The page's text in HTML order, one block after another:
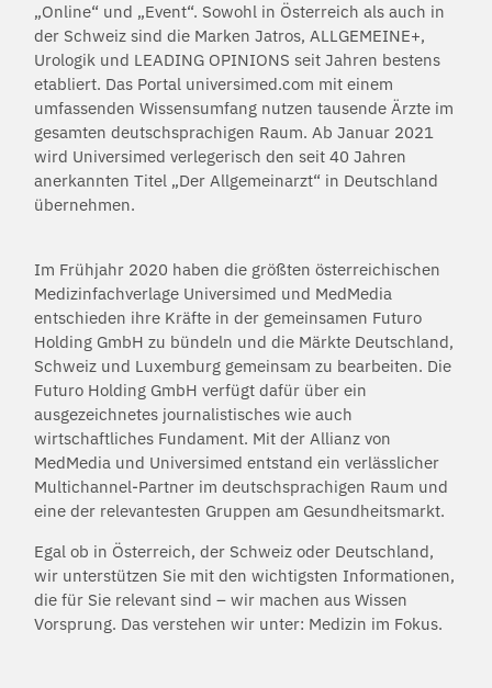
„Online“ und „Event“. Sowohl in Österreich als auch in
der Schweiz sind die Marken Jatros, ALLGEMEINE+,
Urologik und LEADING OPINIONS seit Jahren bestens
etabliert. Das Portal universimed.com mit einem
umfassenden Wissensumfang nutzen tausende Ärzte im
gesamten deutschsprachigen Raum. Ab Januar 2021
wird Universimed verlegerisch den seit 40 Jahren
anerkannten Titel „Der Allgemeinarzt“ in Deutschland
übernehmen.
Im Frühjahr 2020 haben die größten österreichischen
Medizinfachverlage Universimed und MedMedia
entschieden ihre Kräfte in der gemeinsamen Futuro
Holding GmbH zu bündeln und die Märkte Deutschland,
Schweiz und Luxemburg gemeinsam zu bearbeiten. Die
Futuro Holding GmbH verfügt dafür über ein
ausgezeichnetes journalistisches wie auch
wirtschaftliches Fundament. Mit der Allianz von
MedMedia und Universimed entstand ein verlässlicher
Multichannel-Partner im deutschsprachigen Raum und
eine der relevantesten Gruppen am Gesundheitsmarkt.
Egal ob in Österreich, der Schweiz oder Deutschland,
wir unterstützen Sie mit den wichtigsten Informationen,
die für Sie relevant sind – wir machen aus Wissen
Vorsprung. Das verstehen wir unter: Medizin im Fokus.